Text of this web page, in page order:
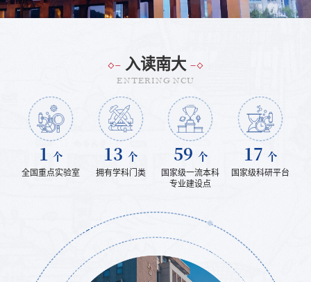
入读南大
ENTERING NCU
1 个
全国重点实验室
13 个
拥有学科门类
59 个
国家级一流本科
专业建设点
17 个
国家级科研平台